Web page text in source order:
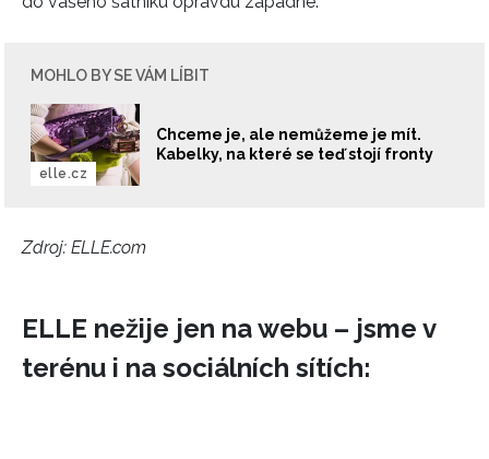
MOHLO BY SE VÁM LÍBIT
Chceme je, ale nemůžeme je mít.
Kabelky, na které se teď stojí fronty
elle.cz
Zdroj: ELLE.com
ELLE nežije jen na webu – jsme v
terénu i na sociálních sítích: